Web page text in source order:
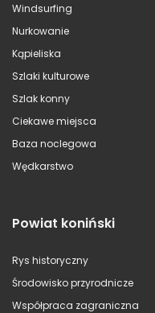
Windsurfing
Nurkowanie
Kąpieliska
Szlaki kulturowe
Szlak konny
Ciekawe miejsca
Baza noclegowa
Wędkarstwo
Powiat koniński
Rys historyczny
Środowisko przyrodnicze
Współpraca zagraniczna